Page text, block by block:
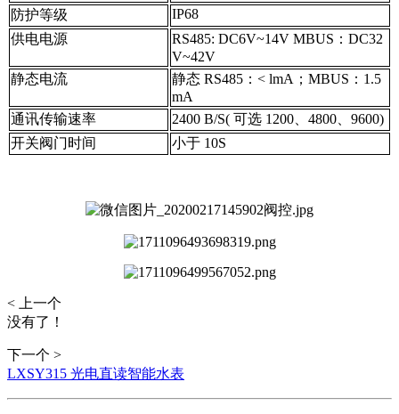
防护等级
IP68
供电电源
RS485: DC6V~14V MBUS：DC32
V~42V
静态电流
静态 RS485：< lmA；MBUS：1.5
mA
通讯传输速率
2400 B/S( 可选 1200、4800、9600)
开关阀门时间
小于 10S
< 上一个
没有了！
下一个 >
LXSY315 光电直读智能水表